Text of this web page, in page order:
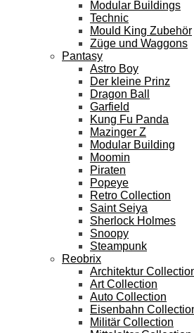
Modular Buildings
Technic
Mould King Zubehör
Züge und Waggons
Pantasy
Astro Boy
Der kleine Prinz
Dragon Ball
Garfield
Kung Fu Panda
Mazinger Z
Modular Building
Moomin
Piraten
Popeye
Retro Collection
Saint Seiya
Sherlock Holmes
Snoopy
Steampunk
Reobrix
Architektur
Art Collection
Auto Collection
Eisenbahn
Militär Collection